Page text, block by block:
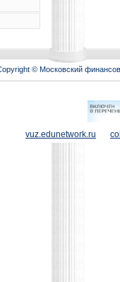
© Московский
vuz.edunetwork.ru